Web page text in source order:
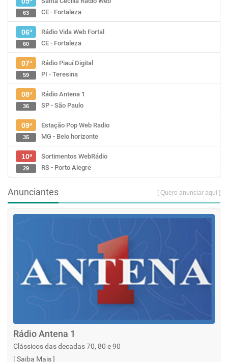
CE - Fortaleza
63
06ª
Rádio Vida Web Fortal
CE - Fortaleza
60
07ª
Rádio Piauí Digital
PI - Teresina
59
08ª
Rádio Antena 1
SP - São Paulo
36
09ª
Estação Pop Web Radio
MG - Belo horizonte
35
10ª
Sortimentos WebRádio
RS - Porto Alegre
29
Anunciantes [ Quero anunciar aqui ]
Rádio Antena 1
Clássicos das decadas 70, 80 e 90
[Saiba Mais]